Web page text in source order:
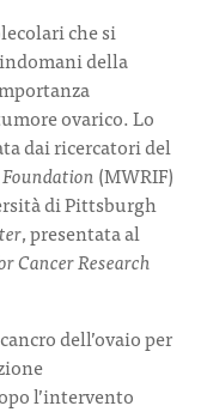
che si
della
ovarico. Lo
dai ricercatori del
(MWRIF)
di Pittsburgh
, presentata al
Cancer Research
dell’ovaio per
l’intervento